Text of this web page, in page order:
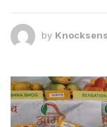
by